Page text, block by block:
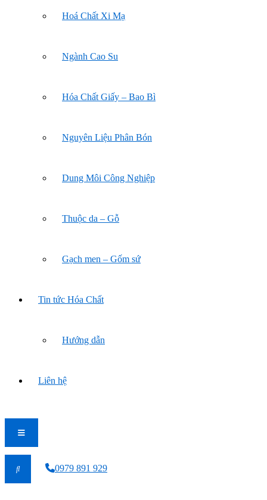
Hoá Chất Xi Mạ
Ngành Cao Su
Hóa Chất Giấy – Bao Bì
Nguyên Liệu Phân Bón
Dung Môi Công Nghiệp
Thuộc da – Gỗ
Gạch men – Gốm sứ
Tin tức Hóa Chất
Hướng dẫn
Liên hệ
0979 891 929